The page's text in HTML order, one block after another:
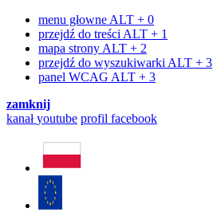
menu głowne ALT + 0
przejdź do treści ALT + 1
mapa strony ALT + 2
przejdź do wyszukiwarki ALT + 3
panel WCAG ALT + 3
zamknij
kanałyoutube profil facebook